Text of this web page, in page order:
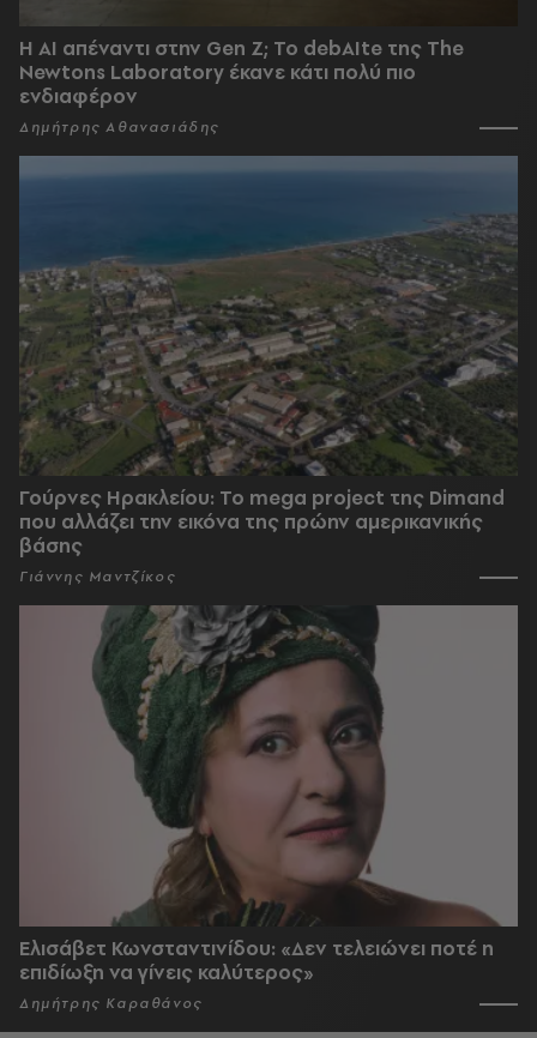
Η AI απέναντι στην Gen Z; Το debAIte της The
Newtons Laboratory έκανε κάτι πολύ πιο
ενδιαφέρον
Δημήτρης Αθανασιάδης
Γούρνες Ηρακλείου: To mega project της Dimand
που αλλάζει την εικόνα της πρώην αμερικανικής
βάσης
Γιάννης Μαντζίκος
Ελισάβετ Κωνσταντινίδου: «Δεν τελειώνει ποτέ η
επιδίωξη να γίνεις καλύτερος»
Δημήτρης Καραθάνος